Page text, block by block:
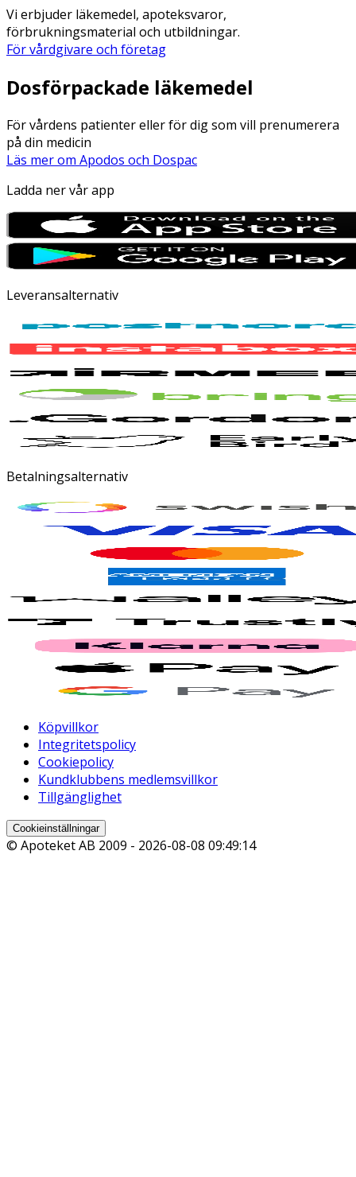
Vi erbjuder läkemedel, apoteksvaror,
förbrukningsmaterial och utbildningar.
För vårdgivare och företag
Dosförpackade läkemedel
För vårdens patienter eller för dig som vill prenumerera
på din medicin
Läs mer om Apodos och Dospac
Ladda ner vår app
Leveransalternativ
Betalningsalternativ
Köpvillkor
Integritetspolicy
Cookiepolicy
Kundklubbens medlemsvillkor
Tillgänglighet
Cookieinställningar
© Apoteket AB 2009 - 2026-08-08 09:49:14